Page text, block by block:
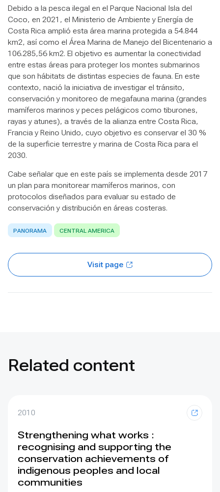
Debido a la pesca ilegal en el Parque Nacional Isla del
Coco, en 2021, el Ministerio de Ambiente y Energía de
Costa Rica amplió esta área marina protegida a 54.844
km2, así como el Área Marina de Manejo del Bicentenario a
106.285,56 km2. El objetivo es aumentar la conectividad
entre estas áreas para proteger los montes submarinos
que son hábitats de distintas especies de fauna. En este
contexto, nació la iniciativa de investigar el tránsito,
conservación y monitoreo de megafauna marina (grandes
mamíferos marinos y peces pelágicos como tiburones,
rayas y atunes), a través de la alianza entre Costa Rica,
Francia y Reino Unido, cuyo objetivo es conservar el 30 %
de la superficie terrestre y marina de Costa Rica para el
2030.
Cabe señalar que en este país se implementa desde 2017
un plan para monitorear mamíferos marinos, con
protocolos diseñados para evaluar su estado de
conservación y distribución en áreas costeras.
PANORAMA CENTRAL AMERICA
Visit page
Related content
2010
Strengthening what works :
recognising and supporting the
conservation achievements of
indigenous peoples and local
communities